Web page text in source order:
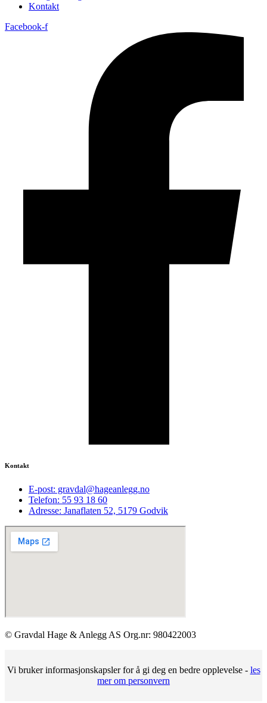
Kontakt
Facebook-f
Kontakt
E-post: gravdal@hageanlegg.no
Telefon: 55 93 18 60
Adresse: Janaflaten 52, 5179 Godvik
© Gravdal Hage & Anlegg AS Org.nr: 980422003
Vi bruker informasjonskapsler for å gi deg en bedre opplevelse - les
mer om personvern